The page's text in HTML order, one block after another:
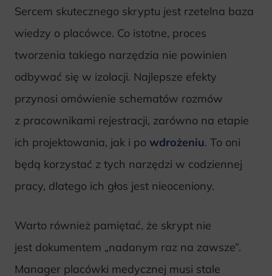
Sercem skutecznego skryptu jest rzetelna baza
wiedzy o placówce. Co istotne, proces
tworzenia takiego narzędzia nie powinien
odbywać się w izolacji. Najlepsze efekty
przynosi omówienie schematów rozmów
z pracownikami rejestracji, zarówno na etapie
ich projektowania, jak i po wdrożeniu. To oni
będą korzystać z tych narzędzi w codziennej
pracy, dlatego ich głos jest nieoceniony.
Warto również pamiętać, że skrypt nie
jest dokumentem „nadanym raz na zawsze”.
Manager placówki medycznej musi stale